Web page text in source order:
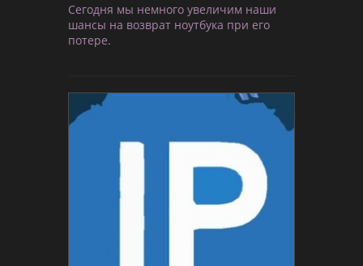
Сегодня мы немного увеличим наши
шансы на возврат ноутбука при его
потере.